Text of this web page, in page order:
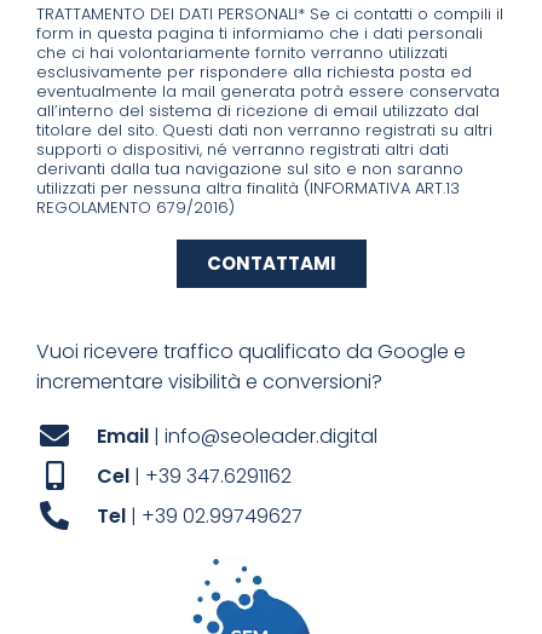
Vuoi ricevere traffico qualificato da Google e
incrementare visibilità e conversioni?
Email | info@seoleader.digital
Cel | +39 347.6291162
Tel | +39 02.99749627
TRATTAMENTO DEI DATI PERSONALI* Se ci contatti o compili il
form in questa pagina ti informiamo che i dati personali
che ci hai volontariamente fornito verranno utilizzati
esclusivamente per rispondere alla richiesta posta ed
eventualmente la mail generata potrà essere conservata
all’interno del sistema di ricezione di email utilizzato dal
titolare del sito. Questi dati non verranno registrati su altri
supporti o dispositivi, né verranno registrati altri dati
derivanti dalla tua navigazione sul sito e non saranno
utilizzati per nessuna altra finalità (INFORMATIVA ART.13
REGOLAMENTO 679/2016)
CONTATTAMI